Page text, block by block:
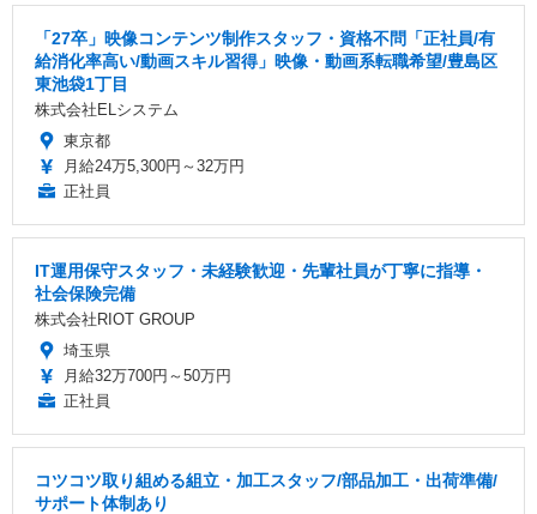
「27卒」映像コンテンツ制作スタッフ・資格不問「正社員/有
給消化率高い/動画スキル習得」映像・動画系転職希望/豊島区
東池袋1丁目
株式会社ELシステム
東京都
月給24万5,300円～32万円
正社員
IT運用保守スタッフ・未経験歓迎・先輩社員が丁寧に指導・
社会保険完備
株式会社RIOT GROUP
埼玉県
月給32万700円～50万円
正社員
コツコツ取り組める組立・加工スタッフ/部品加工・出荷準備/
サポート体制あり